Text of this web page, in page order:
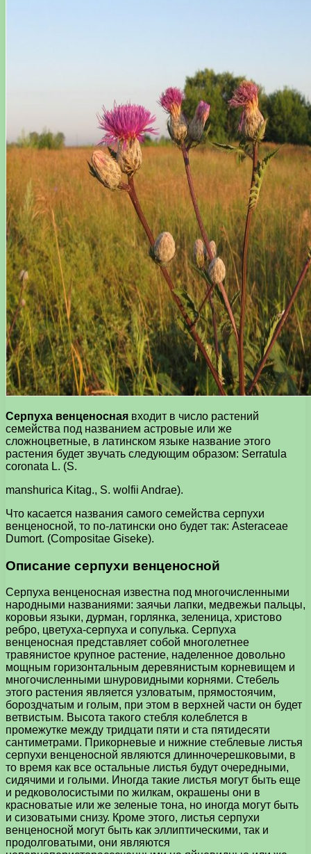
Серпуха венценосная входит в число растений
семейства под названием астровые или же
сложноцветные, в латинском языке название этого
растения будет звучать следующим образом: Serratula
coronata L. (S.
manshurica Kitag., S. wolfii Andrae).
Что касается названия самого семейства серпухи
венценосной, то по-латински оно будет так: Asteraceae
Dumort. (Compositae Giseke).
Описание серпухи венценосной
Серпуха венценосная известна под многочисленными
народными названиями: заячьи лапки, медвежьи пальцы,
коровьи языки, дурман, горлянка, зеленица, христово
ребро, цветуха-серпуха и сопулька. Серпуха
венценосная представляет собой многолетнее
травянистое крупное растение, наделенное довольно
мощным горизонтальным деревянистым корневищем и
многочисленными шнуровидными корнями. Стебель
этого растения является узловатым, прямостоячим,
бороздчатым и голым, при этом в верхней части он будет
ветвистым. Высота такого стебля колеблется в
промежутке между тридцати пяти и ста пятидесяти
сантиметрами. Прикорневые и нижние стеблевые листья
серпухи венценосной являются длинночерешковыми, в
то время как все остальные листья будут очередными,
сидячими и голыми. Иногда такие листья могут быть еще
и редковолосистыми по жилкам, окрашены они в
красноватые или же зеленые тона, но иногда могут быть
и сизоватыми снизу. Кроме этого, листья серпухи
венценосной могут быть как эллиптическими, так и
продолговатыми, они являются